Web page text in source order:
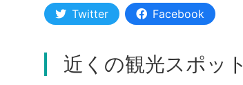
Twitter Facebook
近くの観光スポット